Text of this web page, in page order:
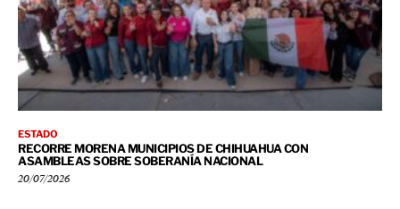
ESTADO
RECORRE MORENA MUNICIPIOS DE CHIHUAHUA CON
ASAMBLEAS SOBRE SOBERANÍA NACIONAL
20/07/2026